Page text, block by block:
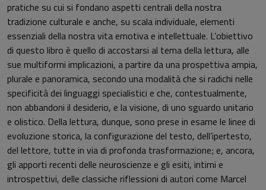
pratiche su cui si fondano aspetti centrali della nostra
tradizione culturale e anche, su scala individuale, elementi
essenziali della nostra vita emotiva e intellettuale. L’obiettivo
di questo libro è quello di accostarsi al tema della lettura, alle
sue multiformi implicazioni, a partire da una prospettiva ampia,
plurale e panoramica, secondo una modalità che si radichi nelle
specificità dei linguaggi specialistici e che, contestualmente,
non abbandoni il desiderio, e la visione, di uno sguardo unitario
e olistico. Della lettura, dunque, sono prese in esame le linee di
evoluzione storica, la configurazione del testo, dell’ipertesto,
del lettore, tutte in via di profonda trasformazione; e, ancora,
gli apporti recenti delle neuroscienze e gli esiti, intimi e
introspettivi, delle classiche riflessioni di autori come Marcel